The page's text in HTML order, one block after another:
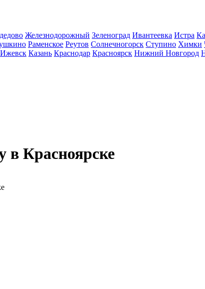
Железнодорожный Зеленоград Ивантеевка Истра
Раменское Реутов Солнечногорск Ступино Химки
Ижевск Казань Краснодар Красноярск Нижний Новгород
в Красноярске